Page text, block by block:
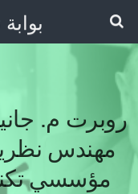
مهندس
مؤسسي